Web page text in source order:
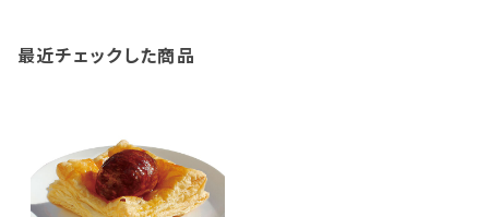
最近チェックした商品